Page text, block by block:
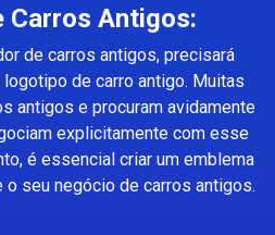
Carros Antigos:
de carros antigos, precisará
de carro antigo. Muitas
antigos e procuram avidamente
explicitamente com esse
é essencial criar um emblema
seu negócio de carros antigos.